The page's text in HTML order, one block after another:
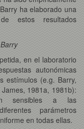
ha elaborado una
estos resultados
en el laboratorio
autonómicas
estímulos (e.g. Barry,
1981a, 1981b):
sensibles a las
parámetros
en todas ellas.